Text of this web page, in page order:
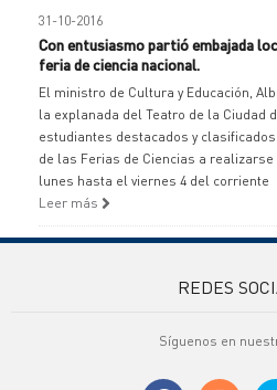
31-10-2016
Con entusiasmo partió embajada
feria de ciencia nacional.
El ministro de Cultura y Educación,
la explanada del Teatro de la Ciudad
estudiantes destacados y
de las Ferias de Ciencias a
lunes hasta el viernes 4 del corriente
Leer más
REDES
Síguenos en